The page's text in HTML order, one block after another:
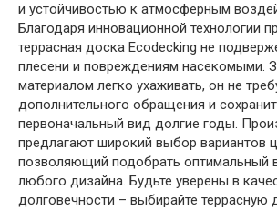
и устойчивостью к атмосферным
Благодаря инновационной технологии
террасная доска Ecodecking не
плесени и повреждениям насекомыми.
материалом легко ухаживать, он не
дополнительного обращения и
первоначальный вид долгие годы.
предлагают широкий выбор вариантов
позволяющий подобрать оптимальный
любого дизайна. Будьте уверены в
долговечности – выбирайте террасную